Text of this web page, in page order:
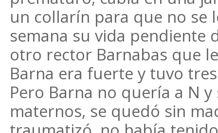
un collarín para que no se
semana su vida pendiente
otro rector Barnabas que
Barna era fuerte y tuvo
Pero Barna no quería a N
maternos, se quedó sin